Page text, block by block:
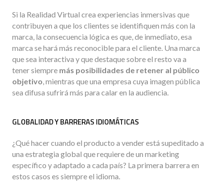
Si la Realidad Virtual crea experiencias inmersivas que
contribuyen a que los clientes se identifiquen más con la
marca, la consecuencia lógica es que, de inmediato, esa
marca se hará más reconocible para el cliente. Una marca
que sea interactiva y que destaque sobre el resto va a
tener siempre más posibilidades de retener al público
objetivo, mientras que una empresa cuya imagen pública
sea difusa sufrirá más para calar en la audiencia.
GLOBALIDAD Y BARRERAS IDIOMÁTICAS
¿Qué hacer cuando el producto a vender está supeditado a
una estrategia global que requiere de un marketing
específico y adaptado a cada país? La primera barrera en
estos casos es siempre el idioma.